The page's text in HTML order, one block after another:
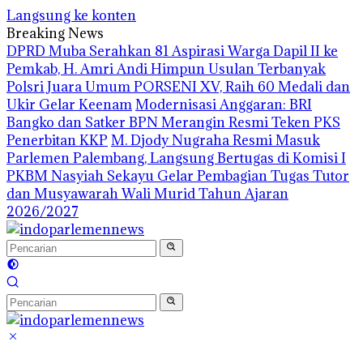
Langsung ke konten
Breaking News
DPRD Muba Serahkan 81 Aspirasi Warga Dapil II ke
Pemkab, H. Amri Andi Himpun Usulan Terbanyak
Polsri Juara Umum PORSENI XV, Raih 60 Medali dan
Ukir Gelar KeenamModernisasi Anggaran: BRI
Bangko dan Satker BPN Merangin Resmi Teken PKS
Penerbitan KKP M. Djody Nugraha Resmi Masuk
Parlemen Palembang, Langsung Bertugas di Komisi I
PKBM Nasyiah Sekayu Gelar Pembagian Tugas Tutor
dan Musyawarah Wali Murid Tahun Ajaran
2026/2027